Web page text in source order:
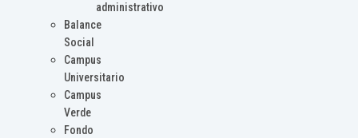
administrativo
Balance
Social
Campus
Universitario
Campus
Verde
Fondo